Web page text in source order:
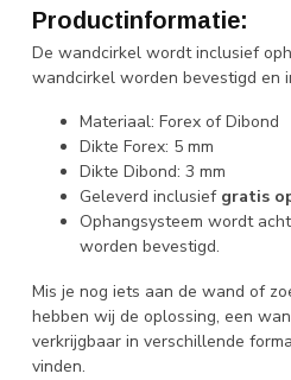
Productinformatie:
De wandcirkel wordt inclusief
wandcirkel worden bevestigd en
Materiaal: Forex of Dibond
Dikte Forex: 5 mm
Dikte Dibond: 3 mm
Geleverd inclusief gratis
Ophangsysteem wordt
worden bevestigd.
Mis je nog iets aan de wand of
hebben wij de oplossing, een
verkrijgbaar in verschillende
vinden.